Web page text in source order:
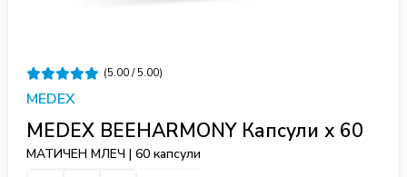
(5.00 / 5.00)
MEDEX
MEDEX BEEHARMONY Капсули x 60
МАТИЧЕН МЛЕЧ | 60 капсули